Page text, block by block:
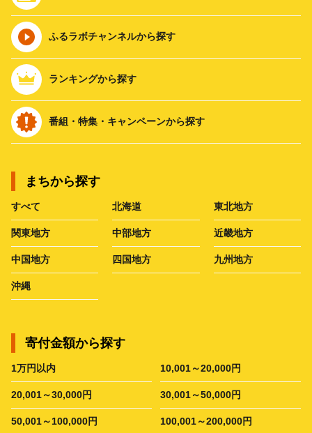
ふるラボチャンネルから探す
ランキングから探す
番組・特集・キャンペーンから探す
まちから探す
すべて 北海道 東北地方
関東地方 中部地方 近畿地方
中国地方 四国地方 九州地方
沖縄
寄付金額から探す
1万円以内 10,001～20,000円
20,001～30,000円 30,001～50,000円
50,001～100,000円 100,001～200,000円